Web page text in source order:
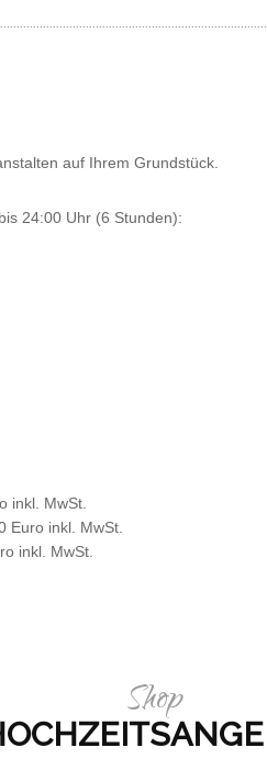
auf Ihrem Grundstück.
24:00 Uhr (6 Stunden):
inkl. MwSt.
Euro inkl. MwSt.
inkl. MwSt.
Shop